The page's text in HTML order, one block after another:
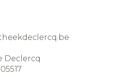
Declercq